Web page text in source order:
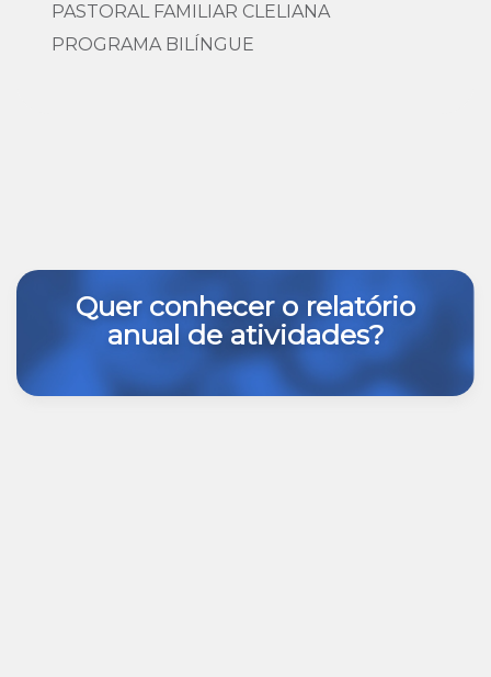
PASTORAL FAMILIAR CLELIANA
PROGRAMA BILÍNGUE
Quer conhecer o relatório
anual de atividades?